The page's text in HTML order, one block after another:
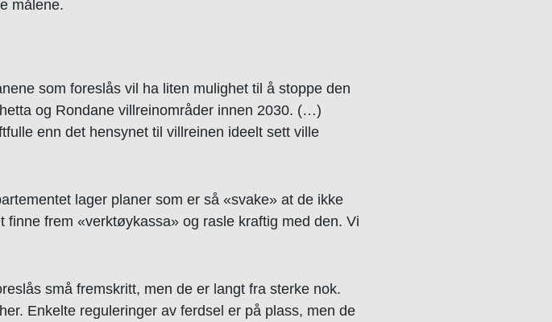
målene.
som foreslås vil ha liten mulighet til å stoppe den
og Rondane villreinområder innen 2030. (…)
enn det hensynet til villreinen ideelt sett ville
lager planer som er så «svake» at de ikke
frem «verktøykassa» og rasle kraftig med den. Vi
små fremskritt, men de er langt fra sterke nok.
Enkelte reguleringer av ferdsel er på plass, men de